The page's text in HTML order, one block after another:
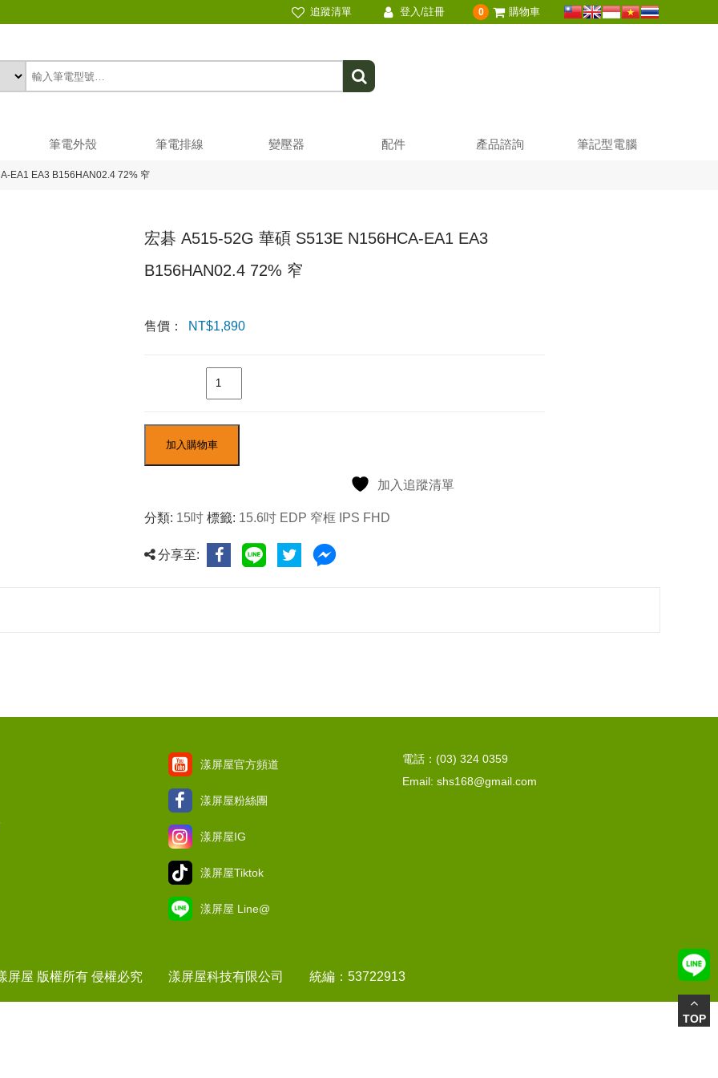
追蹤清單 登入/註冊 0 購物車
筆電外殼 筆電排線 變壓器 配件 產品諮詢 筆記型電腦
EA1 EA3 B156HAN02.4 72% 窄
宏碁 A515-52G 華碩 S513E N156HCA-EA1 EA3
B156HAN02.4 72% 窄
售價： NT$1,890
加入購物車
加入追蹤清單
分類: 15吋 標籤: 15.6吋 EDP 窄框 IPS FHD
分享至:
漾屏屋官方頻道
漾屏屋粉絲團
漾屏屋IG
漾屏屋Tiktok
漾屏屋 Line@
電話：(03) 324 0359
Email: shs168@gmail.com
屏屋 版權所有 侵權必究 漾屏屋科技有限公司 統編：53722913
TOP